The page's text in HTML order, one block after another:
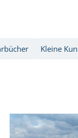
Kleine